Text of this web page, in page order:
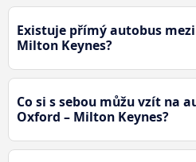
Existuje přímý autobus
Milton Keynes?
Co si s sebou můžu vzít na
Oxford – Milton Keynes?